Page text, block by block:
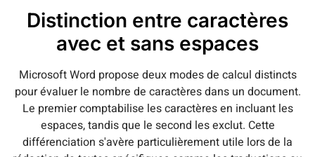
Distinction entre caractères
avec et sans espaces
Microsoft Word propose deux modes de calcul distincts
pour évaluer le nombre de caractères dans un document.
Le premier comptabilise les caractères en incluant les
espaces, tandis que le second les exclut. Cette
différenciation s'avère particulièrement utile lors de la